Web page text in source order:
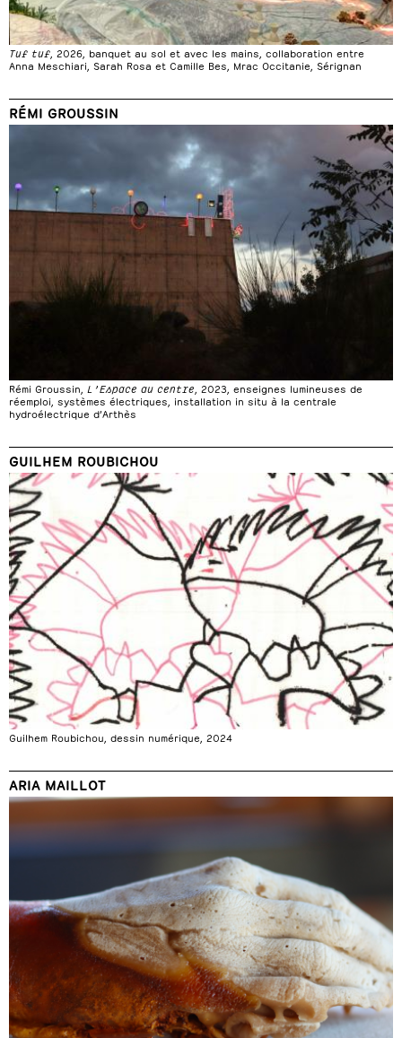
Tuf tuf , 2026, banquet au sol et avec les mains, collaboration entre
Anna Meschiari, Sarah Rosa et Camille Bes, Mrac Occitanie, Sérignan
RÉMI GROUSSIN
Rémi Groussin, L’Espace au centre, 2023, enseignes lumineuses de
réemploi, systèmes électriques, installation in situ à la centrale
hydroélectrique d’Arthès
GUILHEM ROUBICHOU
Guilhem Roubichou, dessin numérique, 2024
ARIA MAILLOT